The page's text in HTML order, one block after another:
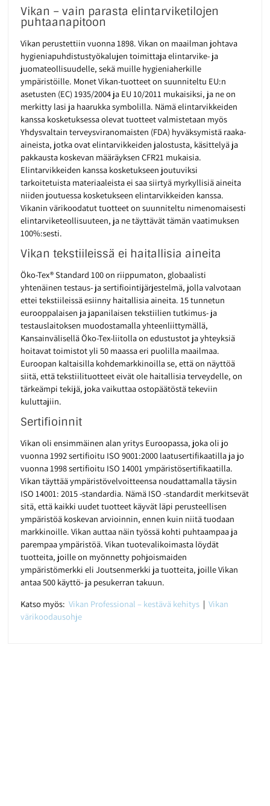
Vikan – vain parasta elintarviketilojen
puhtaanapitoon
Vikan perustettiin vuonna 1898. Vikan on maailman johtava
hygieniapuhdistustyökalujen toimittaja elintarvike- ja
juomateollisuudelle, sekä muille hygieniaherkille
ympäristöille. Monet Vikan-tuotteet on suunniteltu EU:n
asetusten (EC) 1935/2004 ja EU 10/2011 mukaisiksi, ja ne on
merkitty lasi ja haarukka symbolilla. Nämä elintarvikkeiden
kanssa kosketuksessa olevat tuotteet valmistetaan myös
Yhdysvaltain terveysviranomaisten (FDA) hyväksymistä raaka-
aineista, jotka ovat elintarvikkeiden jalostusta, käsittelyä ja
pakkausta koskevan määräyksen CFR21 mukaisia.
Elintarvikkeiden kanssa kosketukseen joutuviksi
tarkoitetuista materiaaleista ei saa siirtyä myrkyllisiä aineita
niiden joutuessa kosketukseen elintarvikkeiden kanssa.
Vikanin värikoodatut tuotteet on suunniteltu nimenomaisesti
elintarviketeollisuuteen, ja ne täyttävät tämän vaatimuksen
100%:sesti.
Vikan tekstiileissä ei haitallisia aineita
Öko-Tex® Standard 100 on riippumaton, globaalisti
yhtenäinen testaus- ja sertifiointijärjestelmä, jolla valvotaan
ettei tekstiileissä esiinny haitallisia aineita. 15 tunnetun
eurooppalaisen ja japanilaisen tekstiilien tutkimus- ja
testauslaitoksen muodostamalla yhteenliittymällä,
Kansainvälisellä Öko-Tex-liitolla on edustustot ja yhteyksiä
hoitavat toimistot yli 50 maassa eri puolilla maailmaa.
Euroopan kaltaisilla kohdemarkkinoilla se, että on näyttöä
siitä, että tekstiilituotteet eivät ole haitallisia terveydelle, on
tärkeämpi tekijä, joka vaikuttaa ostopäätöstä tekeviin
kuluttajiin.
Sertifioinnit
Vikan oli ensimmäinen alan yritys Euroopassa, joka oli jo
vuonna 1992 sertifioitu ISO 9001:2000 laatusertifikaatilla ja jo
vuonna 1998 sertifioitu ISO 14001 ympäristösertifikaatilla.
Vikan täyttää ympäristövelvoitteensa noudattamalla täysin
ISO 14001: 2015 -standardia. Nämä ISO -standardit merkitsevät
sitä, että kaikki uudet tuotteet käyvät läpi perusteellisen
ympäristöä koskevan arvioinnin, ennen kuin niitä tuodaan
markkinoille. Vikan auttaa näin työssä kohti puhtaampaa ja
parempaa ympäristöä. Vikan tuotevalikoimasta löydät
tuotteita, joille on myönnetty pohjoismaiden
ympäristömerkki eli Joutsenmerkki ja tuotteita, joille Vikan
antaa 500 käyttö- ja pesukerran takuun.
Katso myös:Vikan Professional – kestävä kehitys | Vikan
värikoodausohje